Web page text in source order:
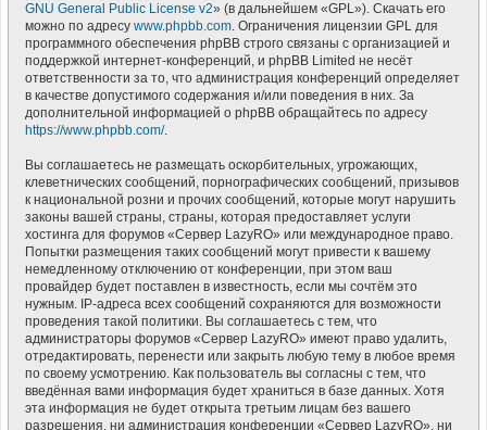
GNU General Public License v2» (в дальнейшем «GPL»). Скачать его
можно по адресу www.phpbb.com. Ограничения лицензии GPL для
программного обеспечения phpBB строго связаны с организацией и
поддержкой интернет-конференций, и phpBB Limited не несёт
ответственности за то, что администрация конференций определяет
в качестве допустимого содержания и/или поведения в них. За
дополнительной информацией о phpBB обращайтесь по адресу
https://www.phpbb.com/.
Вы соглашаетесь не размещать оскорбительных, угрожающих,
клеветнических сообщений, порнографических сообщений, призывов
к национальной розни и прочих сообщений, которые могут нарушить
законы вашей страны, страны, которая предоставляет услуги
хостинга для форумов «Сервер LazyRO» или международное право.
Попытки размещения таких сообщений могут привести к вашему
немедленному отключению от конференции, при этом ваш
провайдер будет поставлен в известность, если мы сочтём это
нужным. IP-адреса всех сообщений сохраняются для возможности
проведения такой политики. Вы соглашаетесь с тем, что
администраторы форумов «Сервер LazyRO» имеют право удалить,
отредактировать, перенести или закрыть любую тему в любое время
по своему усмотрению. Как пользователь вы согласны с тем, что
введённая вами информация будет храниться в базе данных. Хотя
эта информация не будет открыта третьим лицам без вашего
разрешения, ни администрация конференции «Сервер LazyRO», ни